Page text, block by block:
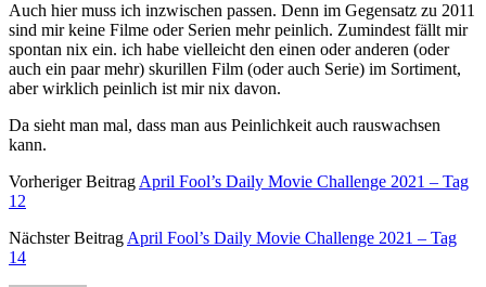
Auch hier muss ich inzwischen passen. Denn im Gegensatz zu 2011
sind mir keine Filme oder Serien mehr peinlich. Zumindest fällt mir
spontan nix ein. ich habe vielleicht den einen oder anderen (oder
auch ein paar mehr) skurillen Film (oder auch Serie) im Sortiment,
aber wirklich peinlich ist mir nix davon.
Da sieht man mal, dass man aus Peinlichkeit auch rauswachsen
kann.
Vorheriger Beitrag April Fool’s Daily Movie Challenge 2021 – Tag
12
Nächster Beitrag April Fool’s Daily Movie Challenge 2021 – Tag
14